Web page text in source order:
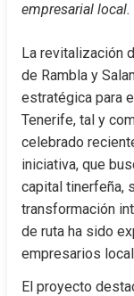
empresarial local.
La revitalización
de Rambla y
estratégica para
Tenerife, tal y
celebrado
iniciativa, que
capital tinerfeña,
transformación
de ruta ha sido
empresarios
El proyecto